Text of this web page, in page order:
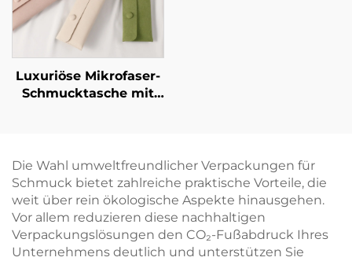
Identitätsverpackung
Luxuriöse Mikrofaser-
Schmucktasche mit
Verpackungstasche
für Anhänger,
antioxidative
Aufbewahrungshülle
Die Wahl umweltfreundlicher Verpackungen für
Schmuck bietet zahlreiche praktische Vorteile, die
weit über rein ökologische Aspekte hinausgehen.
Vor allem reduzieren diese nachhaltigen
Verpackungslösungen den CO₂-Fußabdruck Ihres
Unternehmens deutlich und unterstützen Sie